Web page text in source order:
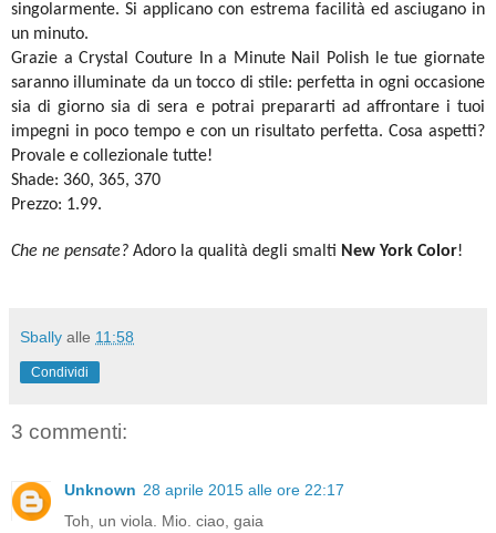
singolarmente. Si applicano con estrema facilità ed asciugano in
un minuto.
Grazie a Crystal Couture In a Minute Nail Polish le tue giornate
saranno illuminate da un tocco di stile: perfetta in ogni occasione
sia di giorno sia di sera e potrai prepararti ad affrontare i tuoi
impegni in poco tempo e con un risultato perfetta. Cosa aspetti?
Provale e collezionale tutte!
Shade: 360, 365, 370
Prezzo: 1.99.
Che ne pensate? Adoro la qualità degli smalti New York Color!
Sbally alle 11:58
Condividi
3 commenti:
Unknown 28 aprile 2015 alle ore 22:17
Toh, un viola. Mio. ciao, gaia